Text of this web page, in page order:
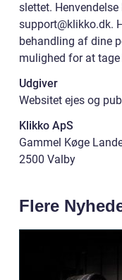
slettet.
support@klikko.dk.
behandling af dine
mulighed for at
Udgiver
Websitet ejes og
Klikko ApS
Gammel Køge
2500 Valby
Flere